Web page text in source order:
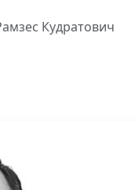
Кудратович